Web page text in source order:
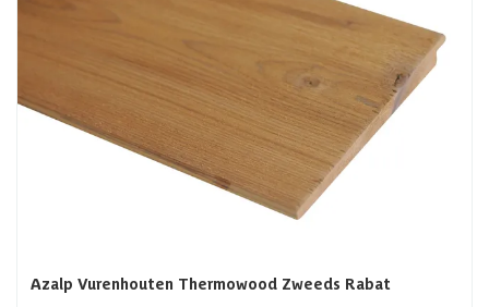
Azalp Vurenhouten Thermowood Zweeds Rabat